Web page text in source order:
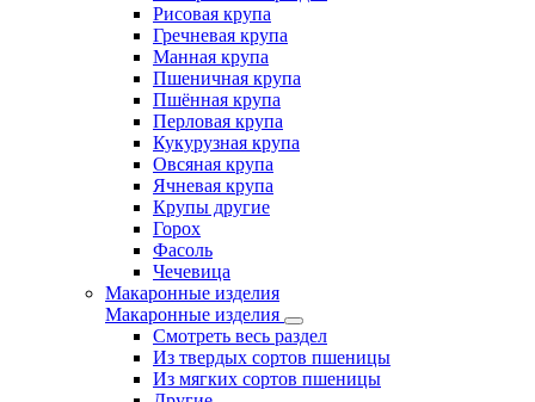
Рисовая крупа
Гречневая крупа
Манная крупа
Пшеничная крупа
Пшённая крупа
Перловая крупа
Кукурузная крупа
Овсяная крупа
Ячневая крупа
Крупы другие
Горох
Фасоль
Чечевица
Макаронные изделия
Макаронные изделия
Смотреть весь раздел
Из твердых сортов пшеницы
Из мягких сортов пшеницы